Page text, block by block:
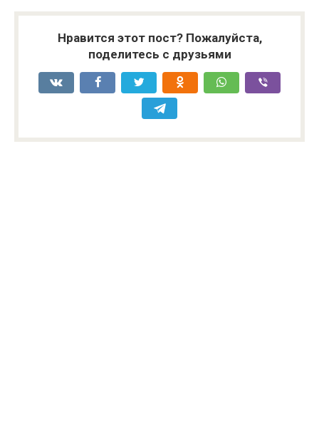
Нравится этот пост? Пожалуйста,
поделитесь с друзьями